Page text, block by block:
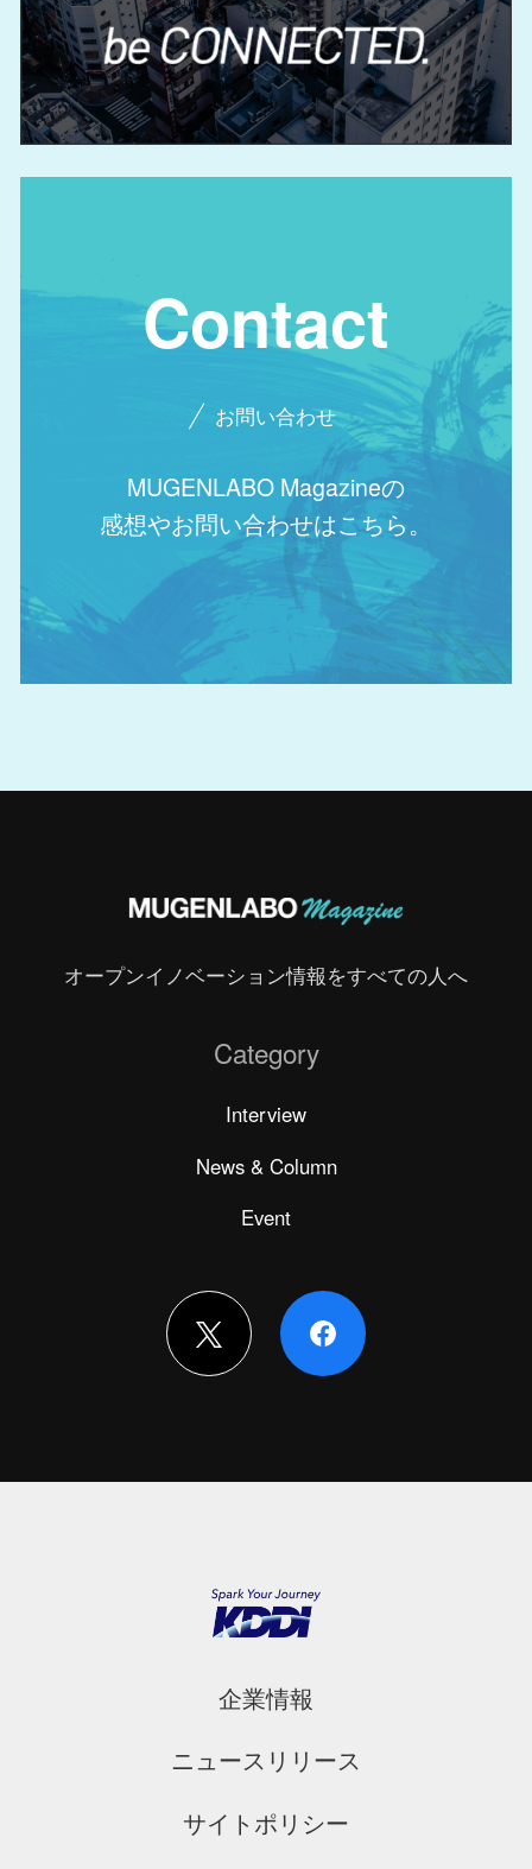
Contact
お問い合わせ
MUGENLABO Magazineの
感想やお問い合わせはこちら。
オープンイノベーション情報をすべての人へ
Category
Interview
News & Column
Event
企業情報
ニュースリリース
サイトポリシー